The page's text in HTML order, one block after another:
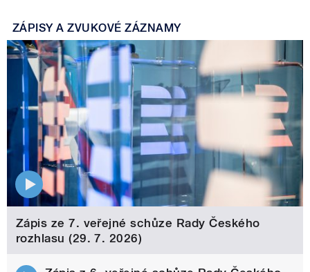
ZÁPISY A ZVUKOVÉ ZÁZNAMY
Zápis ze 7. veřejné schůze Rady Českého
rozhlasu (29. 7. 2026)